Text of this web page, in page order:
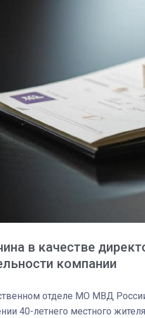
в качестве
компании
отделе МО МВД
40-летнего местного